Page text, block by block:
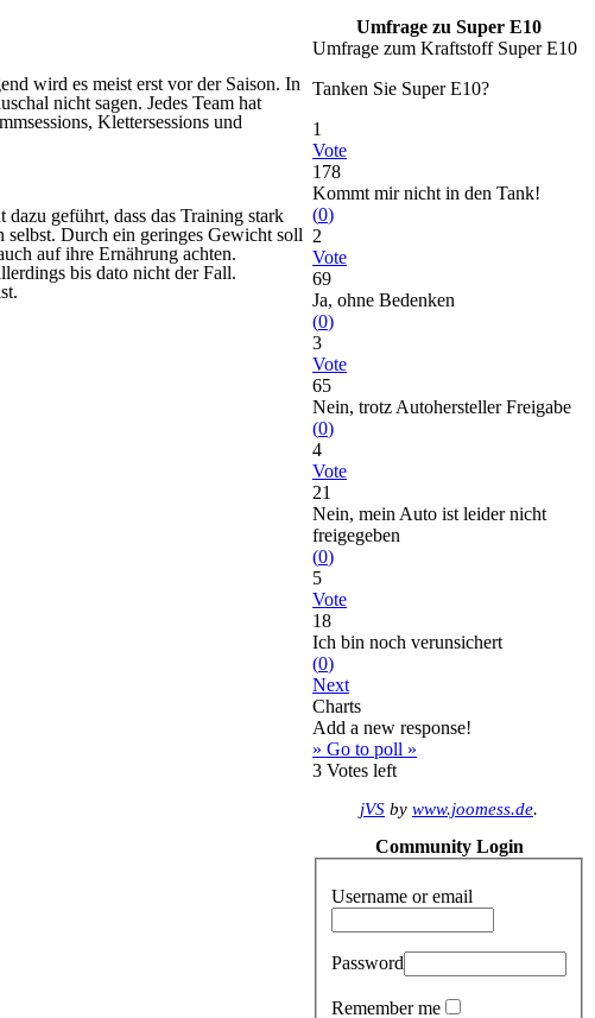
wird es meist erst vor der Saison. In
nicht sagen. Jedes Team hat
Klettersessions und
geführt, dass das Training stark
selbst. Durch ein geringes Gewicht soll
auf ihre Ernährung achten.
bis dato nicht der Fall.
Umfrage zu Super E10
Umfrage zum Kraftstoff Super E10
Tanken Sie Super E10?
1
Vote
178
Kommt mir nicht in den Tank!
(0)
2
Vote
69
Ja, ohne Bedenken
(0)
3
Vote
65
Nein, trotz Autohersteller Freigabe
(0)
4
Vote
21
Nein, mein Auto ist leider nicht
freigegeben
(0)
5
Vote
18
Ich bin noch verunsichert
(0)
Next
Charts
Add a new response!
» Go to poll »
3 Votes left
jVS by www.joomess.de.
Community Login
Username or email
Password
Remember me